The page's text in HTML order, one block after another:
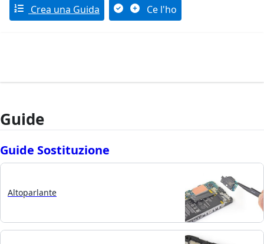
Crea una Guida Ce l'ho
Guide
Guide Sostituzione
Altoparlante